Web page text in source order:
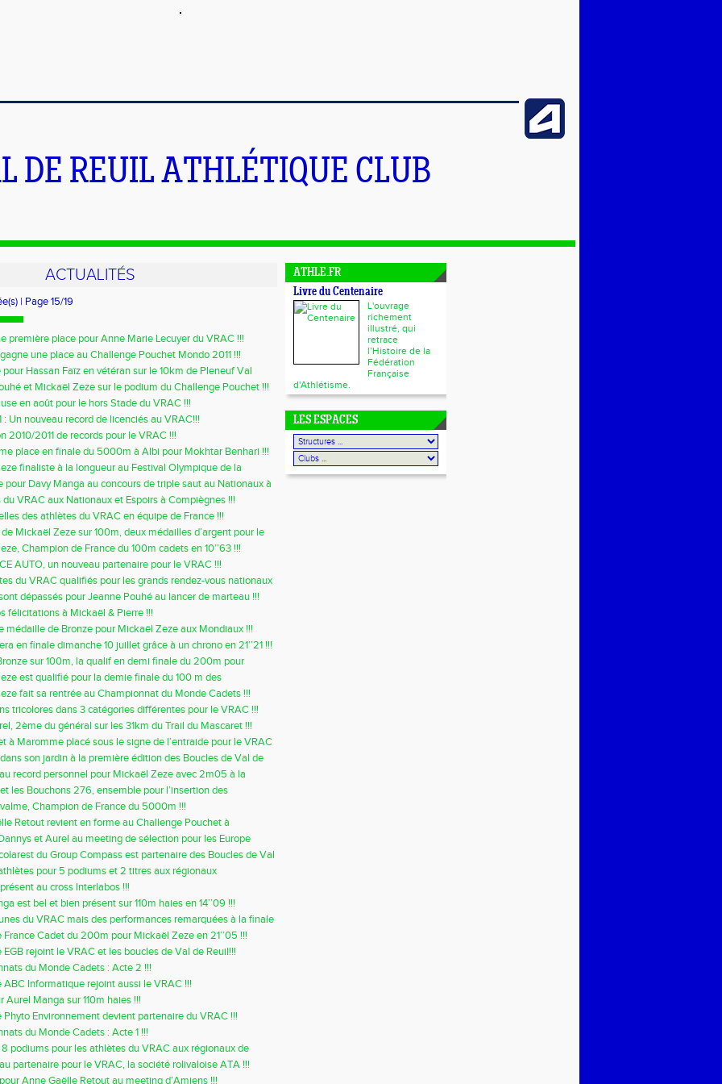
DE REUIL ATHLÉTIQUE CLUB
ACTUALITÉS
| Page 15/19
première place pour Anne Marie Lecuyer du VRAC !!!
une place au Challenge Pouchet Mondo 2011 !!!
pour Hassan Faïz en vétéran sur le 10km de Pleneuf Val
et Mickaël Zeze sur le podium du Challenge Pouchet !!!
en août pour le hors Stade du VRAC !!!
: Un nouveau record de licenciés au VRAC!!!
2010/2011 de records pour le VRAC !!!
place en finale du 5000m à Albi pour Mokhtar Benhari !!!
finaliste à la longueur au Festival Olympique de la
!!!
pour Davy Manga au concours de triple saut au Nationaux à
VRAC aux Nationaux et Espoirs à Compiègnes !!!
des athlètes du VRAC en équipe de France !!!
de Mickaël Zeze sur 100m, deux médailles d’argent pour le
Champion de France du 100m cadets en 10’’63 !!!
AUTO, un nouveau partenaire pour le VRAC !!!
du VRAC qualifiés pour les grands rendez-vous nationaux
!!!
dépassés pour Jeanne Pouhé au lancer de marteau !!!
félicitations à Mickaël & Pierre !!!
médaille de Bronze pour Mickaël Zeze aux Mondiaux !!!
en finale dimanche 10 juillet grâce à un chrono en 21’’21 !!!
sur 100m, la qualif en demi finale du 200m pour
est qualifié pour la demie finale du 100 m des
du monde Cadets !!!
fait sa rentrée au Championnat du Monde Cadets !!!
tricolores dans 3 catégories différentes pour le VRAC !!!
2ème du général sur les 31km du Trail du Mascaret !!!
à Maromme placé sous le signe de l’entraide pour le VRAC
son jardin à la première édition des Boucles de Val de
record personnel pour Mickaël Zeze avec 2m05 à la
les Bouchons 276, ensemble pour l’insertion des
!!!
Champion de France du 5000m !!!
Retout revient en forme au Challenge Pouchet à
!!!
et Aurel au meeting de sélection pour les Europe
du Group Compass est partenaire des Boucles de Val
pour 5 podiums et 2 titres aux régionaux
Minimes à Barentin !!!
au cross Interlabos !!!
est bel et bien présent sur 110m haies en 14’’09 !!!
du VRAC mais des performances remarquées à la finale
Evreux !!!.
France Cadet du 200m pour Mickaël Zeze en 21’’05 !!!
EGB rejoint le VRAC et les boucles de Val de Reuil!!!
du Monde Cadets : Acte 2 !!!
ABC Informatique rejoint aussi le VRAC !!!
Aurel Manga sur 110m haies !!!
Phyto Environnement devient partenaire du VRAC !!!
du Monde Cadets : Acte 1 !!!
podiums pour les athlètes du VRAC aux régionaux de
!!!
partenaire pour le VRAC, la société rolivaloise ATA !!!
pour Anne Gaëlle Retout au meeting d’Amiens !!!
ATHLE.FR
Livre du Centenaire
L'ouvrage
richement
illustré, qui
retrace
l’Histoire de la
Fédération
Française
d'Athlétisme.
LES ESPACES